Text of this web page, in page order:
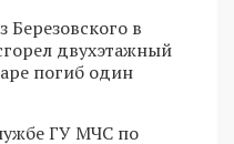
в
двухэтажный
погиб один
ГУ МЧС по